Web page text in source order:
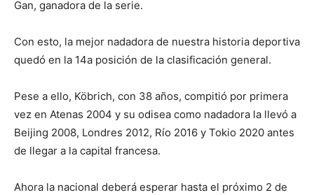
Gan, ganadora de la serie.
Con esto, la mejor nadadora de nuestra historia deportiva
quedó en la 14a posición de la clasificación general.
Pese a ello, Köbrich, con 38 años, compitió por primera
vez en Atenas 2004 y su odisea como nadadora la llevó a
Beijing 2008, Londres 2012, Río 2016 y Tokio 2020 antes
de llegar a la capital francesa.
Ahora la nacional deberá esperar hasta el próximo 2 de